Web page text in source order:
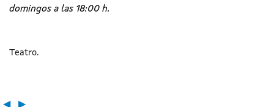
domingos a las 18:00 h.
Teatro
◀ ▶